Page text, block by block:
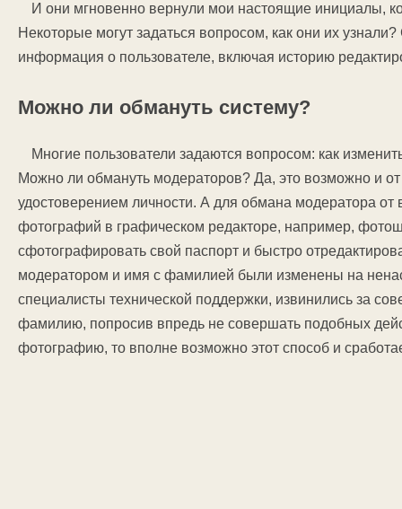
И они мгновенно вернули мои настоящие инициалы,
Некоторые могут задаться вопросом, как они их
информация о пользователе, включая историю
Можно ли обмануть систему?
Многие пользователи задаются вопросом: как
Можно ли обмануть модераторов? Да, это возможно и
удостоверением личности. А для обмана модератора от
фотографий в графическом редакторе, например,
сфотографировать свой паспорт и быстро
модератором и имя с фамилией были изменены на
специалисты технической поддержки, извинились за
фамилию, попросив впредь не совершать подобных
фотографию, то вполне возможно этот способ и